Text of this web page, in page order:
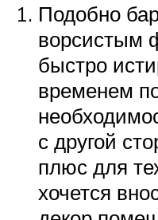
Подобно
ворсистым
быстро
временем
с другой
плюс для
хочется